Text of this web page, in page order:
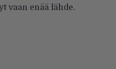
vaan enää lähde.